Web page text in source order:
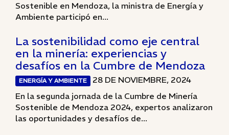
Sostenible en Mendoza, la ministra de Energía y
Ambiente participó en...
La sostenibilidad como eje central
en la minería: experiencias y
desafíos en la Cumbre de Mendoza
ENERGÍA Y AMBIENTE
28 DE NOVIEMBRE, 2024
En la segunda jornada de la Cumbre de Minería
Sostenible de Mendoza 2024, expertos analizaron
las oportunidades y desafíos de...